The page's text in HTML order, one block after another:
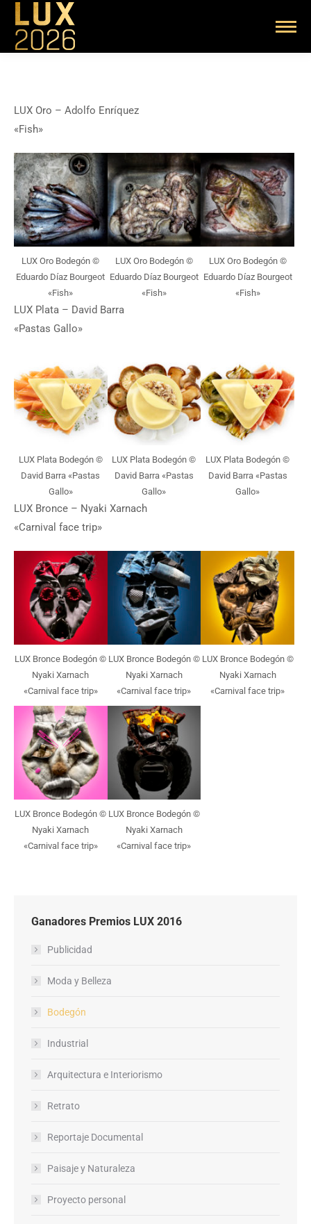
LUX Oro – Adolfo Enríquez
«Fish»
LUX Oro Bodegón ©
Eduardo Díaz Bourgeot
«Fish»
LUX Oro Bodegón ©
Eduardo Díaz Bourgeot
«Fish»
LUX Oro Bodegón ©
Eduardo Díaz Bourgeot
«Fish»
LUX Plata – David Barra
«Pastas Gallo»
LUX Plata Bodegón ©
David Barra «Pastas
Gallo»
LUX Plata Bodegón ©
David Barra «Pastas
Gallo»
LUX Plata Bodegón ©
David Barra «Pastas
Gallo»
LUX Bronce – Nyaki Xarnach
«Carnival face trip»
LUX Bronce Bodegón ©
Nyaki Xarnach
«Carnival face trip»
LUX Bronce Bodegón ©
Nyaki Xarnach
«Carnival face trip»
LUX Bronce Bodegón ©
Nyaki Xarnach
«Carnival face trip»
LUX Bronce Bodegón ©
Nyaki Xarnach
«Carnival face trip»
LUX Bronce Bodegón ©
Nyaki Xarnach
«Carnival face trip»
Ganadores Premios LUX 2016
Publicidad
Moda y Belleza
Bodegón
Industrial
Arquitectura e Interiorismo
Retrato
Reportaje Documental
Paisaje y Naturaleza
Proyecto personal